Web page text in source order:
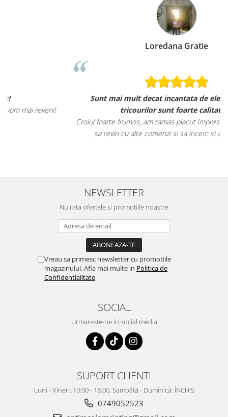
Sunt mai mult decat incantata de ele, materialele
tricourilor sunt foarte calitative,
Croiul foarte frumos, am ramas placut impresionata, abia astept
sa revin cu alte comenzi si sa incerc si alte produse.
NEWSLETTER
Nu rata ofertele si promotiile noastre
Vreau sa primesc newsletter cu promotiile
magazinului. Afla mai multe in Politica de
Confidentialitate
SOCIAL
Urmareste-ne in social media
SUPORT CLIENTI
Luni - Vineri: 10:00 - 18:00, Sambătă - Duminică: ÎNCHIS
0749052523